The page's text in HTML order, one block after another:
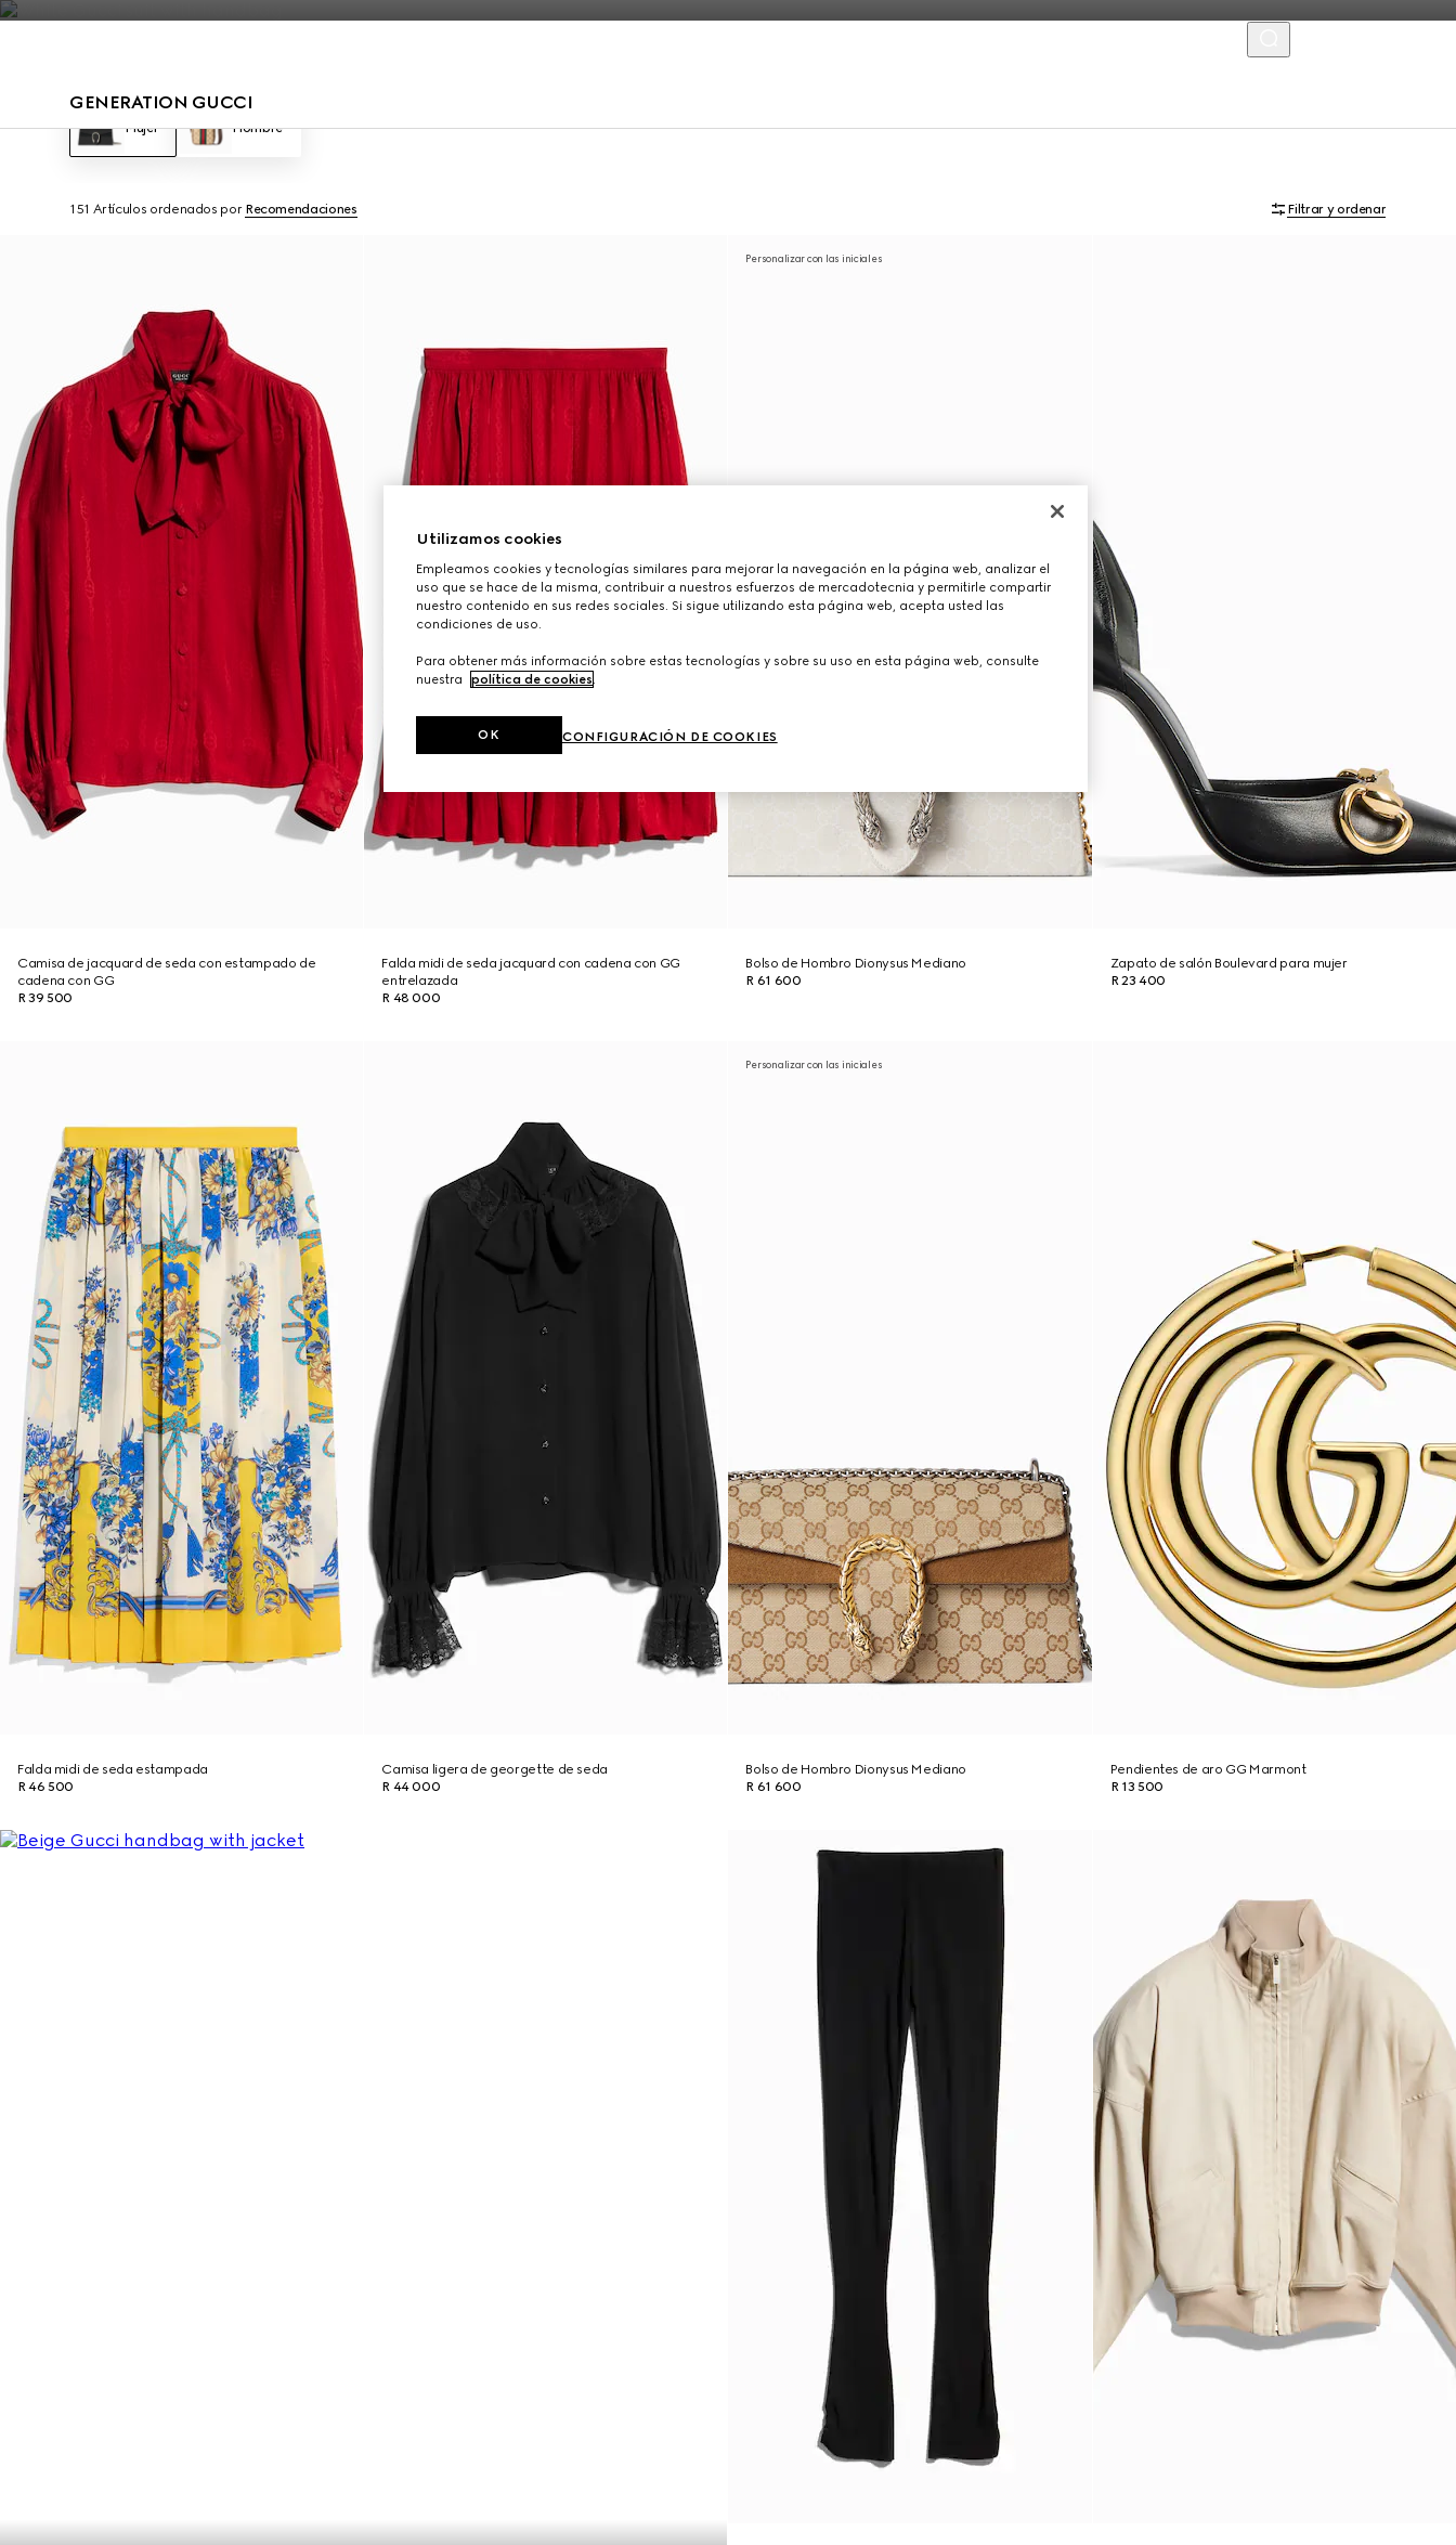
GENERATION GUCCI
Mujer Hombre
151 Artículos ordenados por Recomendaciones Filtrar y ordenar
Camisa de jacquard de seda con estampado de
cadena con GG
R 39 500
Falda midi de seda jacquard con cadena con GG
entrelazada
R 48 000
Personalizar con las iniciales
Bolso de Hombro Dionysus Mediano
R 61 600
Zapato de salón Boulevard para mujer
R 23 400
Falda midi de seda estampada
R 46 500
Camisa ligera de georgette de seda
R 44 000
Personalizar con las iniciales
Bolso de Hombro Dionysus Mediano
R 61 600
Pendientes de aro GG Marmont
R 13 500
Utilizamos cookies
Empleamos cookies y tecnologías similares para mejorar la navegación en la página web, analizar el
uso que se hace de la misma, contribuir a nuestros esfuerzos de mercadotecnia y permitirle compartir
nuestro contenido en sus redes sociales. Si sigue utilizando esta página web, acepta usted las
condiciones de uso.
Para obtener más información sobre estas tecnologías y sobre su uso en esta página web, consulte
nuestra
política de cookies.
CONFIGURACIÓN DE COOKIES
OK